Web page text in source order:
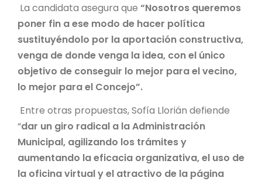
La candidata asegura que “Nosotros queremos
poner fin a ese modo de hacer política
sustituyéndolo por la aportación constructiva,
venga de donde venga la idea, con el único
objetivo de conseguir lo mejor para el vecino,
lo mejor para el Concejo”.
Entre otras propuestas, Sofía Llorián defiende
“dar un giro radical a la Administración
Municipal, agilizando los trámites y
aumentando la eficacia organizativa, el uso de
la oficina virtual y el atractivo de la página